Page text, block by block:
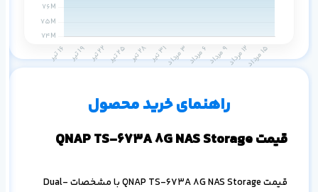
راهنمای خرید محصول
قیمت QNAP TS-673A 8G NAS Storage
قیمت QNAP TS-673A 8G NAS Storage با مشخصات Dual-